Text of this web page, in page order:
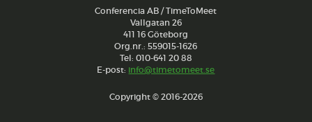
Conferencia AB / TimeToMeet
Vallgatan 26
411 16 Göteborg
Org.nr.: 559015-1626
Tel: 010-641 20 88
E-post: info@timetomeet.se
Copyright © 2016-2026